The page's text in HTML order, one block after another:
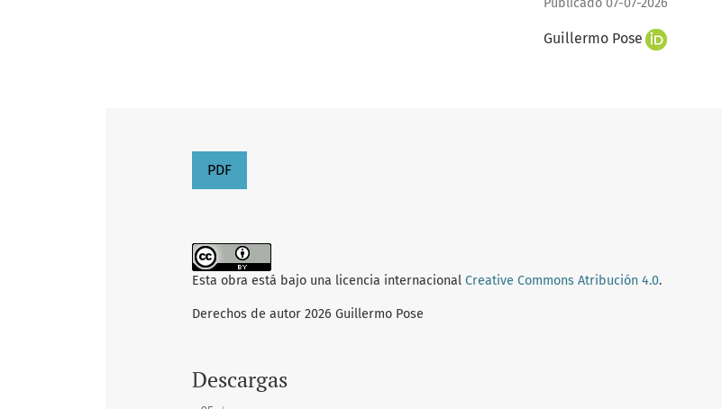
Publicado 07-07-2026
Guillermo Pose
PDF
Esta obra está bajo una licencia internacional Creative Commons Atribución 4.0.
Derechos de autor 2026 Guillermo Pose
Descargas